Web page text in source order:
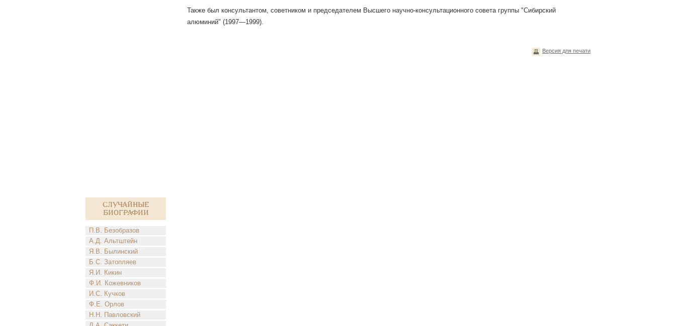
Случайные
биографии
П.В. Безобразов
А.Д. Альтштейн
Я.В. Былинский
Б.С. Затопляев
Я.И. Кикин
Ф.И. Кожевников
И.С. Кучков
Ф.Е. Орлов
Н.Н. Павловский
Также был консультантом, советником и председателем Высшего научно-консультационного совета группы "Сибирский
алюминий" (1997—1999).
Версия для печати